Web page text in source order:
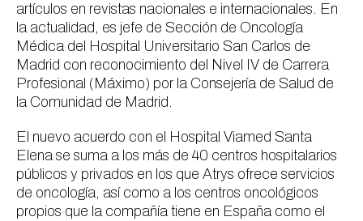
artículos en revistas nacionales e internacionales. En
la actualidad, es jefe de Sección de Oncología
Médica del Hospital Universitario San Carlos de
Madrid con reconocimiento del Nivel IV de Carrera
Profesional (Máximo) por la Consejería de Salud de
la Comunidad de Madrid.
El nuevo acuerdo con el Hospital Viamed Santa
Elena se suma a los más de 40 centros hospitalarios
públicos y privados en los que Atrys ofrece servicios
de oncología, así como a los centros oncológicos
propios que la compañía tiene en España como el